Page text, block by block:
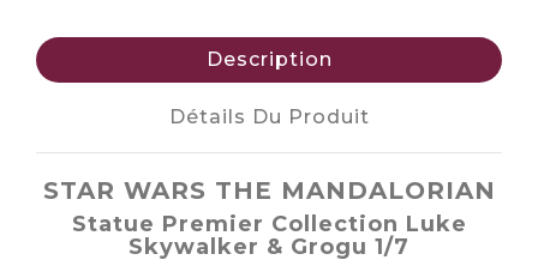
Description
Détails Du Produit
STAR WARS THE MANDALORIAN
Statue Premier Collection Luke
Skywalker & Grogu 1/7